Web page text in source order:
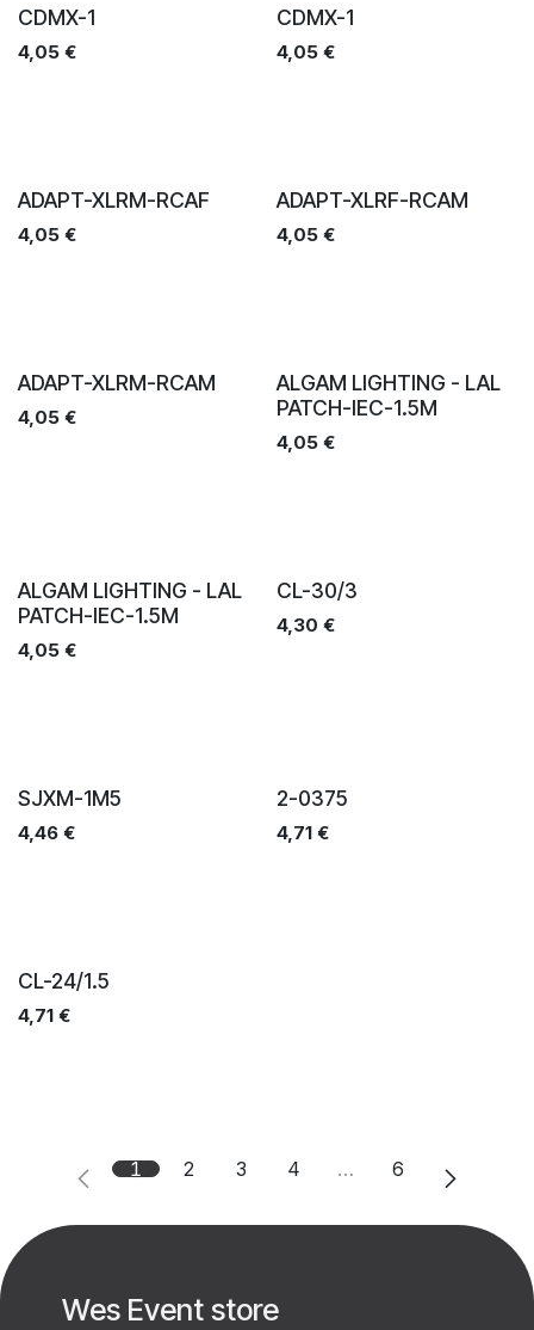
Ventes
CDMX-1
4,05 €
Ventes
CDMX-1
4,05€
Ventes
ADAPT-XLRM-RCAF
4,05 €
Ventes
ADAPT-XLRF-RCAM
4,05€
Ventes
ADAPT-XLRM-RCAM
4,05 €
Ventes
ALGAM LIGHTING - LAL
PATCH-IEC-1.5M
4,05€
Ventes
ALGAM LIGHTING - LAL
PATCH-IEC-1.5M
4,05 €
Ventes
CL-30/3
4,30 €
Ventes
SJXM-1M5
4,46 €
Ventes
2-0375
4,71€
Ventes
CL-24/1.5
4,71 €
1 2 3 4 … 6
Wes Event store